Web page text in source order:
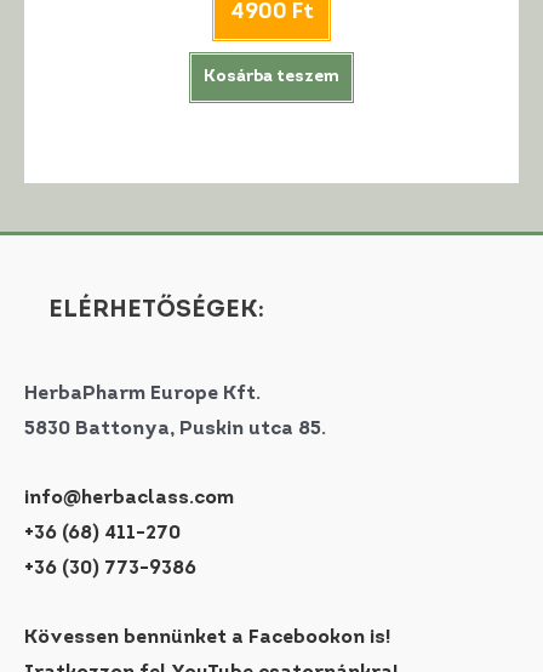
4900 Ft
Kosárba teszem
ELÉRHETŐSÉGEK:
HerbaPharm Europe Kft.
5830 Battonya, Puskin utca 85.
info@herbaclass.com
+36 (68) 411-270
+36 (30) 773-9386
Kövessen bennünket a Facebookon is!